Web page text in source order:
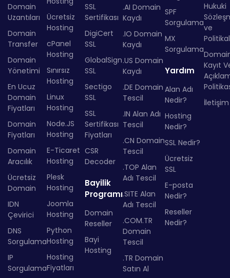
Domain
Uzantıları
Domain
Transfer
Domain
Yönetimi
En Ucuz
Domain
Fiyatları
Domain
Fiyatları
Domain
Aracılık
Ücretsiz
Domain
IDN
Çevirici
DNS
Sorgulama
IP
Sorgulama
Ücretsiz
Hosting
cPanel
Hosting
Sınırsız
Hosting
Linux
Hosting
Node.JS
Hosting
E-Ticaret
Hosting
Plesk
Hosting
Joomla
Hosting
Python
Hosting
Hosting
Fiyatları
SSL
Sertifikası
DigiCert
SSL
GlobalSign
SSL
Sectigo
SSL
SSL
Sertifikası
Fiyatları
CSR
Decoder
Bayilik
Programı
Domain
Reseller
Bayi
Hosting
.AI Domain
Kaydı
.IO Domain
Kaydı
.US Domain
Kaydı
.DE Domain
Tescil
.IN Alan Adı
Tescil
.CN Domain
Tescil
.TOP Alan
Adı Tescil
.SITE Alan
Adı Tescil
.COM.TR
Domain
Tescil
.TR Domain
Satın Al
SPF
Sorgulama
MX
Sorgulama
Yardım
Alan Adı
Nedir?
Hosting
Nedir?
SSL Nedir?
Ücretsiz
SSL
E-posta
Nedir?
Reseller
Nedir?
Hukuki
ve
Kayıt
İletişim